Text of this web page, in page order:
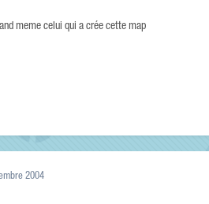
meme celui qui a crée cette map
2004